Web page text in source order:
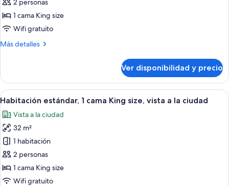
Club
with
Balcony
Ocean
Bed
2 personas
1 cama King size
Wifi gratuito
Más detalles
Más
Club
with
Balcony
View,
King
Bed
Ver disponibilidad y precio
Ver
todas
las
fotos
de
Habitación
estándar,
1
Habitación de hotel con cama,
7
Habitación estándar, 1 cama King size, vista a la ciudad
Vista a la ciudad
32 m²
1 habitación
2 personas
1 cama King size
Wifi gratuito